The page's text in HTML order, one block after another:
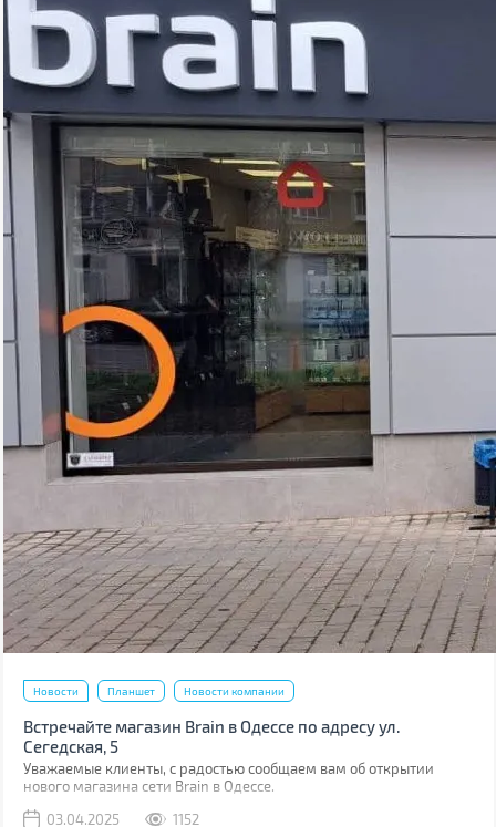
Новости Планшет Новости компании
Встречайте магазин Brain в Одессе по адресу ул.
Сегедская, 5
Уважаемые клиенты, с радостью сообщаем вам об открытии
нового магазина сети Brain в Одессе.
03.04.2025
1152